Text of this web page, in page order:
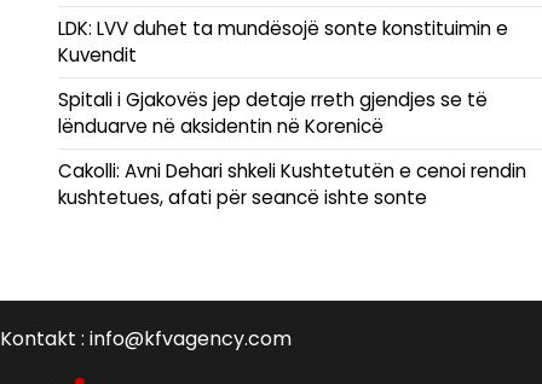
LDK: LVV duhet ta mundësojë sonte konstituimin e
Kuvendit
Spitali i Gjakovës jep detaje rreth gjendjes se të
lënduarve në aksidentin në Korenicë
Cakolli: Avni Dehari shkeli Kushtetutën e cenoi rendin
kushtetues, afati për seancë ishte sonte
Kontakt : info@kfvagency.com